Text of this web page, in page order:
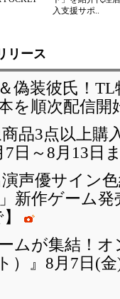
入支援サポ..
リース
偽装彼氏！
を順次配信開
品3点以上購
日～8月13日
声優サイン
新作ゲーム
ムが集結！
）』8月7日(